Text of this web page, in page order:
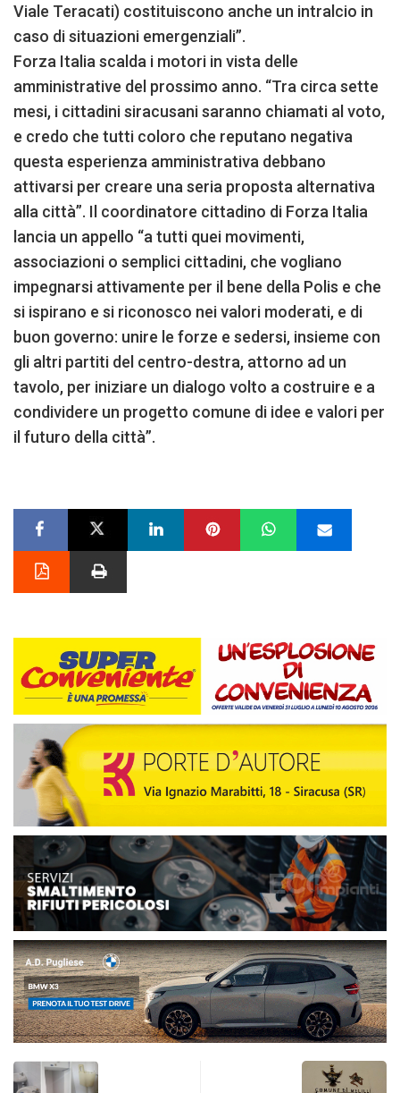
Viale Teracati) costituiscono anche un intralcio in
caso di situazioni emergenziali”.
Forza Italia scalda i motori in vista delle
amministrative del prossimo anno. “Tra circa sette
mesi, i cittadini siracusani saranno chiamati al voto,
e credo che tutti coloro che reputano negativa
questa esperienza amministrativa debbano
attivarsi per creare una seria proposta alternativa
alla città”. Il coordinatore cittadino di Forza Italia
lancia un appello “a tutti quei movimenti,
associazioni o semplici cittadini, che vogliano
impegnarsi attivamente per il bene della Polis e che
si ispirano e si riconosco nei valori moderati, e di
buon governo: unire le forze e sedersi, insieme con
gli altri partiti del centro-destra, attorno ad un
tavolo, per iniziare un dialogo volto a costruire e a
condividere un progetto comune di idee e valori per
il futuro della città”.